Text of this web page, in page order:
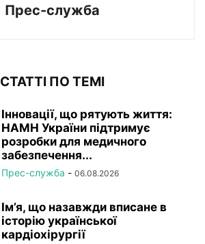
Прес-служба
СТАТТІ ПО ТЕМІ
Інновації, що рятують життя:
НАМН України підтримує
розробки для медичного
забезпечення...
Прес-служба - 06.08.2026
Ім’я, що назавжди вписане в
історію української
кардіохірургії